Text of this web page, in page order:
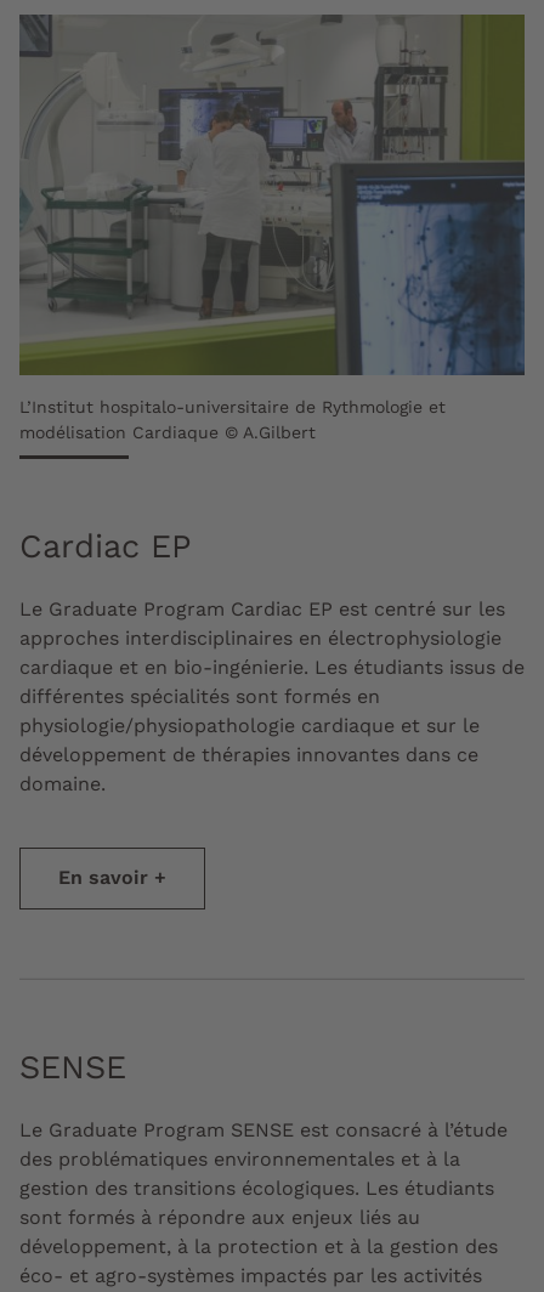
L’Institut hospitalo-universitaire de Rythmologie et
modélisation Cardiaque © A.Gilbert
Cardiac EP
Le Graduate Program Cardiac EP est centré sur les
approches interdisciplinaires en électrophysiologie
cardiaque et en bio-ingénierie. Les étudiants issus de
différentes spécialités sont formés en
physiologie/physiopathologie cardiaque et sur le
développement de thérapies innovantes dans ce
domaine.
En savoir +
SENSE
Le Graduate Program SENSE est consacré à l’étude
des problématiques environnementales et à la
gestion des transitions écologiques. Les étudiants
sont formés à répondre aux enjeux liés au
développement, à la protection et à la gestion des
éco- et agro-systèmes impactés par les activités